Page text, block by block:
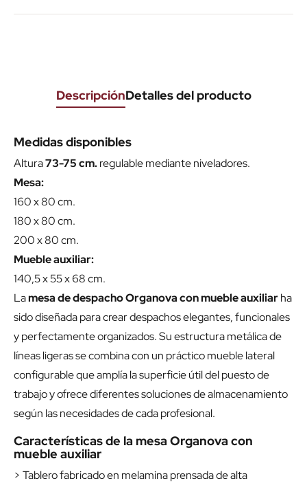
DescripciónDetalles del producto
Medidas disponibles
Altura73-75 cm.regulable mediante niveladores.
Mesa:
160 x 80 cm.
180 x 80 cm.
200 x 80 cm.
Mueble auxiliar:
140,5 x 55 x 68 cm.
Lamesa de despacho Organova con mueble auxiliarha
sido diseñada para crear despachos elegantes, funcionales
y perfectamente organizados. Su estructura metálica de
líneas ligeras se combina con un práctico mueble lateral
configurable que amplía la superficie útil del puesto de
trabajo y ofrece diferentes soluciones de almacenamiento
según las necesidades de cada profesional.
Características de la mesa Organova con
mueble auxiliar
> Tablero fabricado en melamina prensada de alta